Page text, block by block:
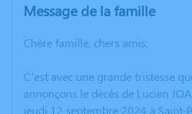
Message de la famille
Chère famille, chers amis,
C’est avec une grande tristesse
annonçons le décès de Lucien
jeudi 12 septembre 2024 à Saint-